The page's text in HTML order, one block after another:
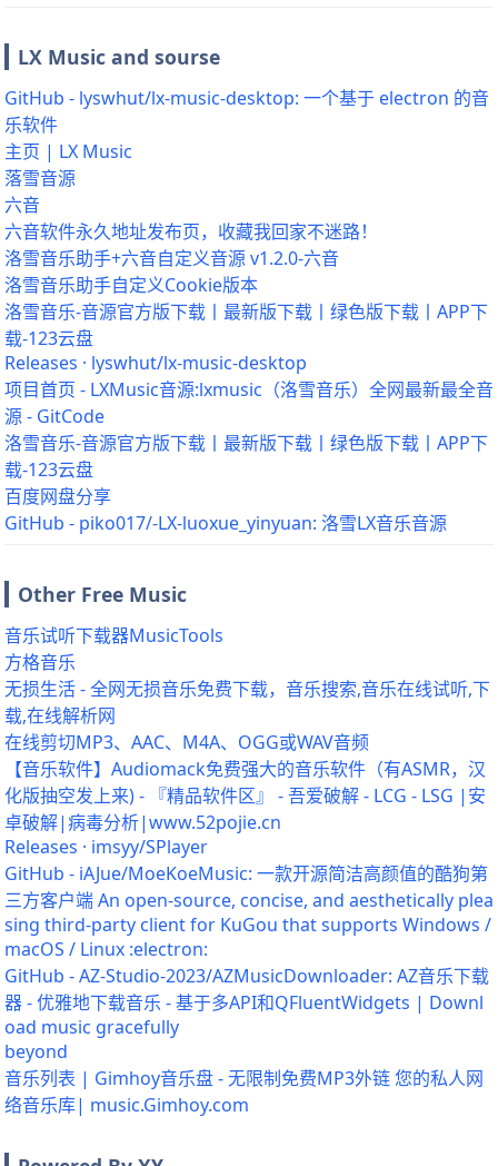
LX Music and sourse
GitHub - lyswhut/lx-music-desktop: 一个基于 electron 的音
乐软件
主页 | LX Music
落雪音源
六音
六音软件永久地址发布页，收藏我回家不迷路！
洛雪音乐助手+六音自定义音源 v1.2.0-六音
洛雪音乐助手自定义Cookie版本
洛雪音乐-音源官方版下载丨最新版下载丨绿色版下载丨APP下
载-123云盘
Releases · lyswhut/lx-music-desktop
项目首页 - LXMusic音源:lxmusic（洛雪音乐）全网最新最全音
源 - GitCode
洛雪音乐-音源官方版下载丨最新版下载丨绿色版下载丨APP下
载-123云盘
百度网盘分享
GitHub - piko017/-LX-luoxue_yinyuan: 洛雪LX音乐音源
Other Free Music
音乐试听下载器MusicTools
方格音乐
无损生活 - 全网无损音乐免费下载，音乐搜索,音乐在线试听,下
载,在线解析网
在线剪切MP3、AAC、M4A、OGG或WAV音频
【音乐软件】Audiomack免费强大的音乐软件（有ASMR，汉
化版抽空发上来) - 『精品软件区』 - 吾爱破解 - LCG - LSG |安
卓破解|病毒分析|www.52pojie.cn
Releases · imsyy/SPlayer
GitHub - iAJue/MoeKoeMusic: 一款开源简洁高颜值的酷狗第
三方客户端 An open-source, concise, and aesthetically plea
sing third-party client for KuGou that supports Windows /
macOS / Linux :electron:
GitHub - AZ-Studio-2023/AZMusicDownloader: AZ音乐下载
器 - 优雅地下载音乐 - 基于多API和QFluentWidgets | Downl
oad music gracefully
beyond
音乐列表 | Gimhoy音乐盘 - 无限制免费MP3外链 您的私人网
络音乐库| music.Gimhoy.com